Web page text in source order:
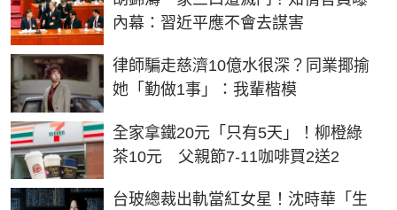
內幕：習近平應不會去謀害
律師騙走慈濟10億水很深？同業揶揄
她「勤做1事」：我輩楷模
全家拿鐵20元「只有5天」！柳橙綠
茶10元 父親節7-11咖啡買2送2
台玻總裁出軌當紅女星！沈時華「生